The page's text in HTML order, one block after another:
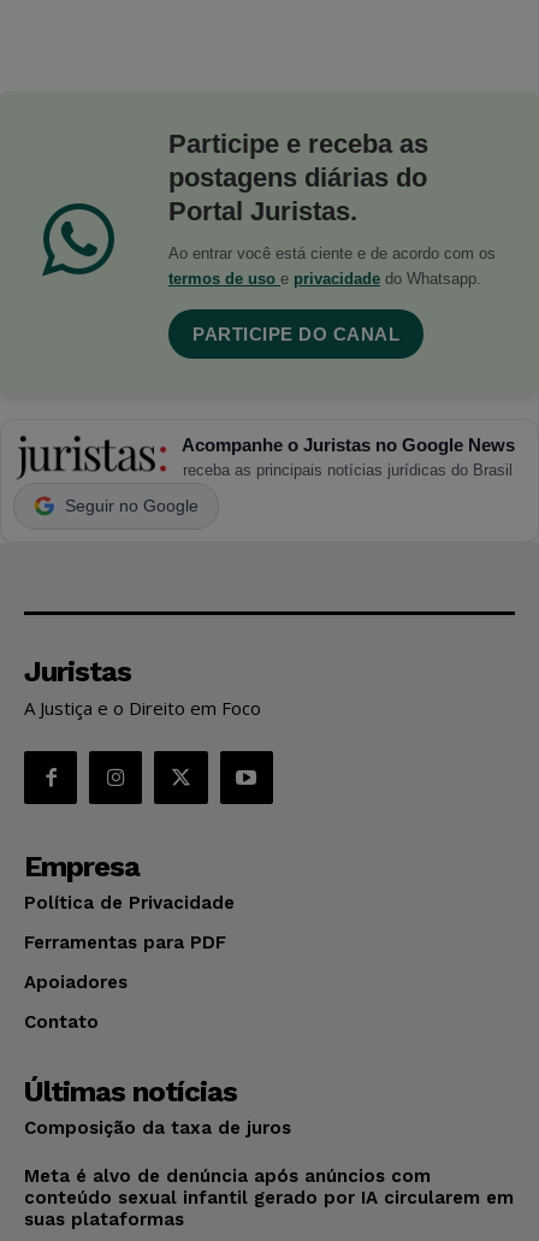
Participe e receba as
postagens diárias do
Portal Juristas.
Ao entrar você está ciente e de acordo com os
termos de uso e privacidade do Whatsapp.
PARTICIPE DO CANAL
Acompanhe o Juristas no Google News
receba as principais notícias jurídicas do Brasil
Seguir no Google
Juristas
A Justiça e o Direito em Foco
Empresa
Política de Privacidade
Ferramentas para PDF
Apoiadores
Contato
Últimas notícias
Composição da taxa de juros
Meta é alvo de denúncia após anúncios com
conteúdo sexual infantil gerado por IA circularem em
suas plataformas